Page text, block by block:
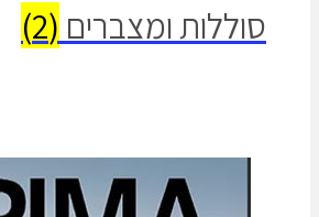
סוללות ומצברים (2)